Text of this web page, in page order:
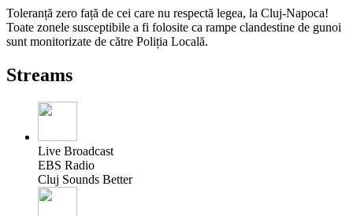
Toleranță zero față de cei care nu respectă legea, la Cluj-Napoca!
Toate zonele susceptibile a fi folosite ca rampe clandestine de gunoi
sunt monitorizate de către Poliția Locală.
Streams
Live Broadcast
EBS Radio
Cluj Sounds Better